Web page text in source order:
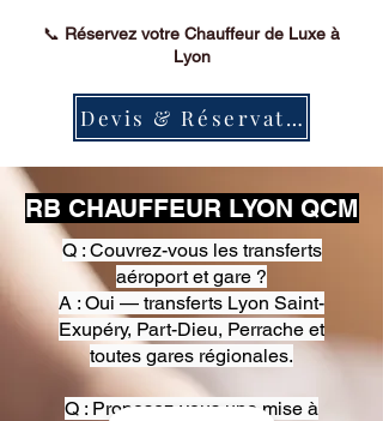
📞 Réservez votre Chauffeur de Luxe à
Lyon
Devis & Réservation
RB CHAUFFEUR LYON QCM
Q : Couvrez-vous les transferts
aéroport et gare ?
A : Oui — transferts Lyon Saint-
Exupéry, Part-Dieu, Perrache et
toutes gares régionales.
Q : Proposez-vous une mise à